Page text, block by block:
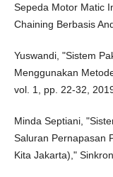
Sepeda Motor Matic
Chaining Berbasis
Yuswandi, "Sistem
Menggunakan
vol. 1, pp. 22-32,
Minda Septiani,
Saluran Pernapasan
Kita Jakarta),"